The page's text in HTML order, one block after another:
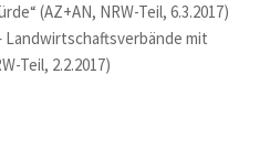
(AZ+AN, NRW-Teil, 6.3.2017)
Landwirtschaftsverbände mit
Teil, 2.2.2017)